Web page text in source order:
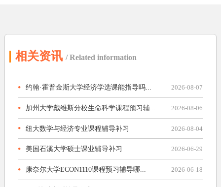
相关资讯 / Related information
约翰·霍普金斯大学经济学选课能指导吗... 2026-08-07
加州大学戴维斯分校生命科学课程预习辅... 2026-08-06
纽大数学与经济专业课程辅导补习 2026-08-04
美国石溪大学硕士课业辅导补习 2026-06-29
康奈尔大学ECON1110课程预习辅导哪... 2026-06-18